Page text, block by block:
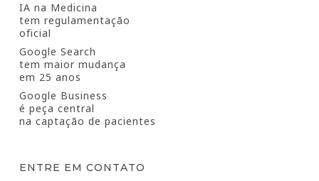
IA na Medicina
tem regulamentação
oficial
Google Search
tem maior mudança
em 25 anos
Google Business
é peça central
na captação de pacientes
ENTRE EM CONTATO